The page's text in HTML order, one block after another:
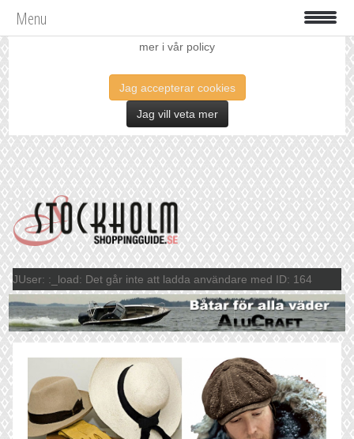
Vi använder oss av cookies för att förbättra din upplevelse. Läs
mer i vår policy
Jag accepterar cookies
Jag vill veta mer
Menu
JUser: :_load: Det går inte att ladda användare med ID: 164